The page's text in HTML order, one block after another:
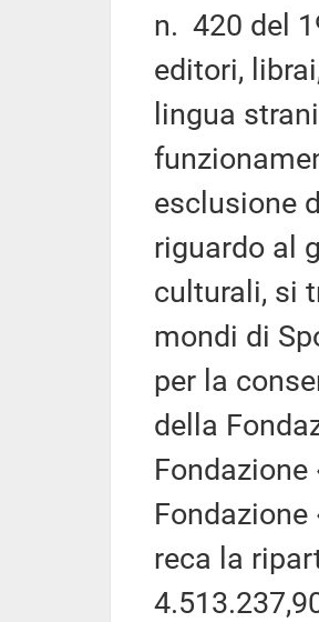
n. 420 del
editori,
lingua
esclusione
riguardo al
culturali, si
mondi di
per la
della
Fondazione
reca la